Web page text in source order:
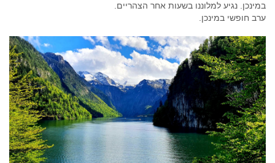
במינכן. נגיע למלוננו בשעות אחר הצהריים.
ערב חופשי במינכן.